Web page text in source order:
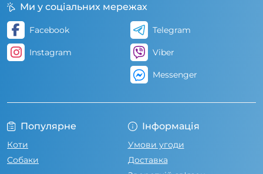
Популярне
Коти
Собаки
Інформація
Умови угоди
Доставка
Ми у соціальних мережах
Facebook
Instagram
Telegram
Viber
Messenger